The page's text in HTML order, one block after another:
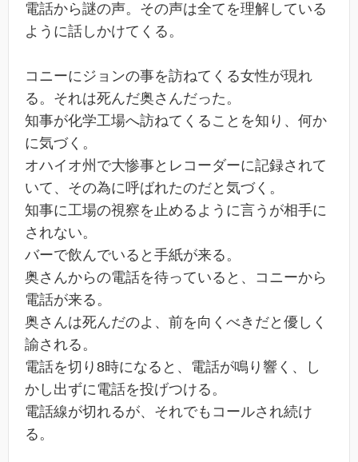
電話から謎の声。その声は全てを理解している
ように話しかけてくる。
コニーにジョンの事を訪ねてくる女性が現れ
る。それは死んだ奥さんだった。
知事が化学工場へ訪ねてくることを知り、何か
に気づく。
オハイオ州で大惨事とレコーダーに記録されて
いて、その為に呼ばれたのだと気づく。
知事に工場の視察を止めるように言うが相手に
されない。
バーで飲んでいると手紙が来る。
奥さんからの電話を待っていると、コニーから
電話が来る。
奥さんは死んだのよ、前を向くべきだと優しく
諭される。
電話を切り8時になると、電話が鳴り響く、し
かし出ずに電話を投げつける。
電話線が切れるが、それでもコールされ続け
る。